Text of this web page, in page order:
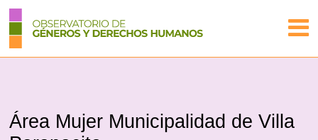
Área Mujer Municipalidad de Villa